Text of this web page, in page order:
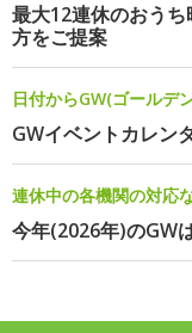
最大12連休のおう
方をご提案
日付からGW(ゴールデ
GWイベントカレン
連休中の各機関の対応
今年(2026年)のGW